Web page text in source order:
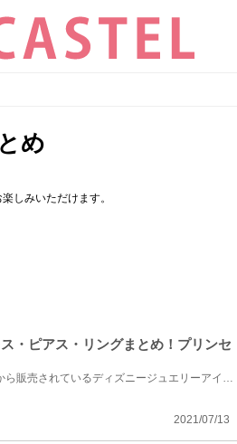
め
しみいただけます。
・ピアス・リングまとめ！プリンセ
今回は人気ジュエリーブランドのケイウノ（K.uno）から販売されているディズニージュエリーアイテムをご...
2021/07/13